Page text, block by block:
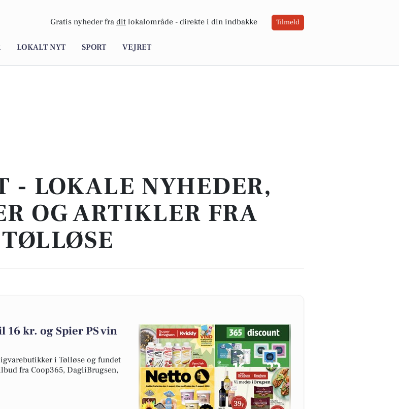
Gratis nyheder fra dit lokalområde - direkte i din indbakke Tilmeld
LOKALT NYT SPORT VEJRET
- LOKALE NYHEDER,
OG ARTIKLER FRA
TØLLØSE
kr. og Spier PS vin
i Tølløse og fundet
fra Coop365, DagliBrugsen,